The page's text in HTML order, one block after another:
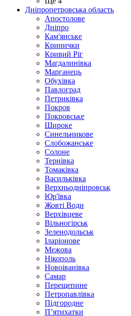
Дніпропетровська область
Апостолове
Дніпро
Кам'янське
Кринички
Кривий Ріг
Магдалинівка
Марганець
Обухівка
Павлоград
Петриківка
Покров
Покровське
Широке
Синельникове
Слобожанське
Солоне
Тернівка
Томаківка
Васильківка
Верхньодніпровськ
Юр'ївка
Жовті Води
Верхівцеве
Вільногірськ
Зеленодольськ
Іларіонове
Межова
Нікополь
Новоіванівка
Самар
Перещепине
Петропавлівка
Підгородне
П’ятихатки